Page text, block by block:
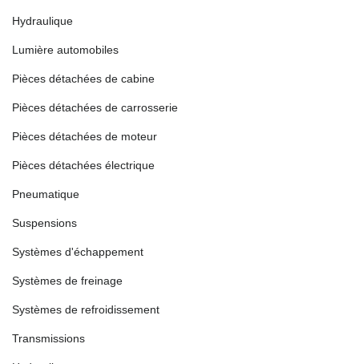
Hydraulique
Lumière automobiles
Pièces détachées de cabine
Pièces détachées de carrosserie
Pièces détachées de moteur
Pièces détachées électrique
Pneumatique
Suspensions
Systèmes d'échappement
Systèmes de freinage
Systèmes de refroidissement
Transmissions